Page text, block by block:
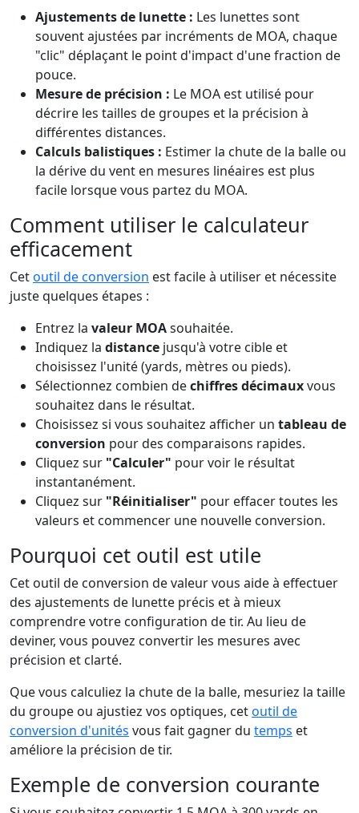
Ajustements de lunette : Les lunettes sont
souvent ajustées par incréments de MOA, chaque
"clic" déplaçant le point d'impact d'une fraction de
pouce.
Mesure de précision : Le MOA est utilisé pour
décrire les tailles de groupes et la précision à
différentes distances.
Calculs balistiques : Estimer la chute de la balle ou
la dérive du vent en mesures linéaires est plus
facile lorsque vous partez du MOA.
Comment utiliser le calculateur
efficacement
Cetoutil de conversion est facile à utiliser et nécessite
juste quelques étapes :
Entrez la valeur MOAsouhaitée.
Indiquez la distance jusqu'à votre cible et
choisissez l'unité (yards, mètres ou pieds).
Sélectionnez combien dechiffres décimauxvous
souhaitez dans le résultat.
Choisissez si vous souhaitez afficher un tableau de
conversion pour des comparaisons rapides.
Cliquez sur "Calculer" pour voir le résultat
instantanément.
Cliquez sur "Réinitialiser" pour effacer toutes les
valeurs et commencer une nouvelle conversion.
Pourquoi cet outil est utile
Cet outil de conversion de valeur vous aide à effectuer
des ajustements de lunette précis et à mieux
comprendre votre configuration de tir. Au lieu de
deviner, vous pouvez convertir les mesures avec
précision et clarté.
Que vous calculiez la chute de la balle, mesuriez la taille
du groupe ou ajustiez vos optiques, cetoutil de
conversion d'unités vous fait gagner du temps et
améliore la précision de tir.
Exemple de conversion courante